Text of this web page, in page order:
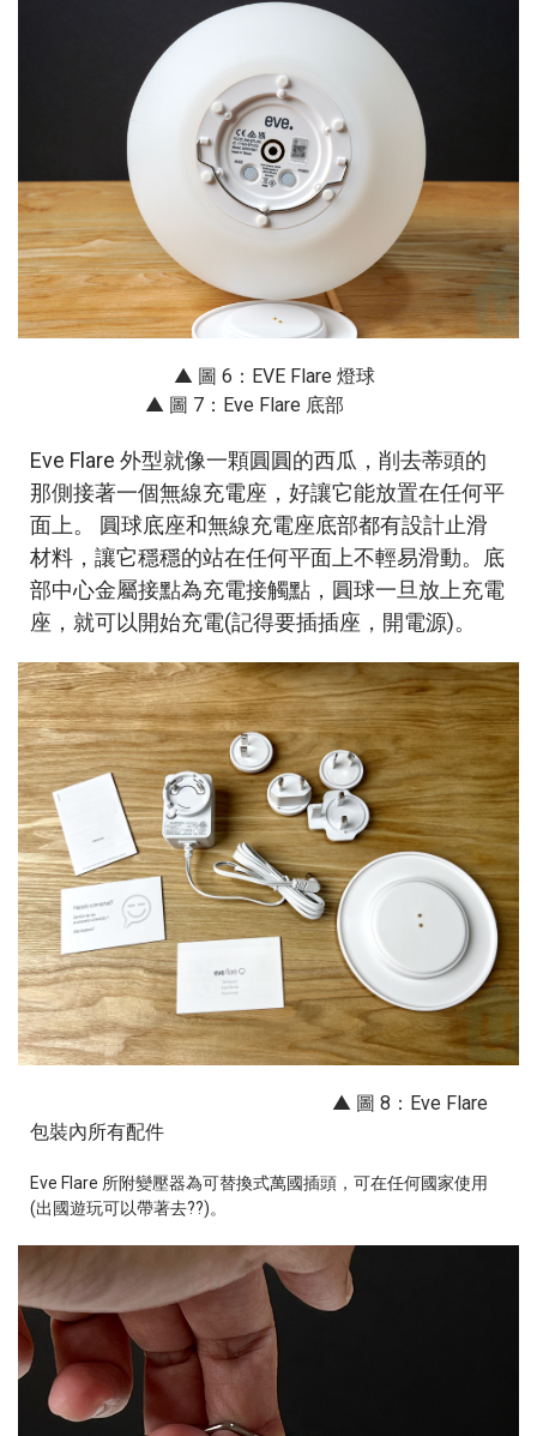
▲ 圖 6：EVE Flare 燈球
▲ 圖 7：Eve Flare 底部
Eve Flare 外型就像一顆圓圓的西瓜，削去蒂頭的
那側接著一個無線充電座，好讓它能放置在任何平
面上。 圓球底座和無線充電座底部都有設計止滑
材料，讓它穩穩的站在任何平面上不輕易滑動。底
部中心金屬接點為充電接觸點，圓球一旦放上充電
座，就可以開始充電(記得要插插座，開電源)。
▲ 圖 8： Eve Flare
包裝內所有配件
Eve Flare 所附變壓器為可替換式萬國插頭，可在任何國家使用
(出國遊玩可以帶著去??)。